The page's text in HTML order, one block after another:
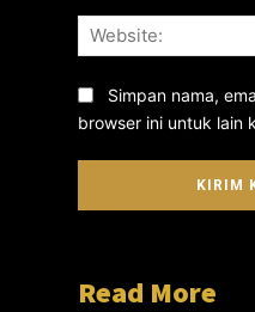
Simpan nama,
browser ini untuk lain
Read More